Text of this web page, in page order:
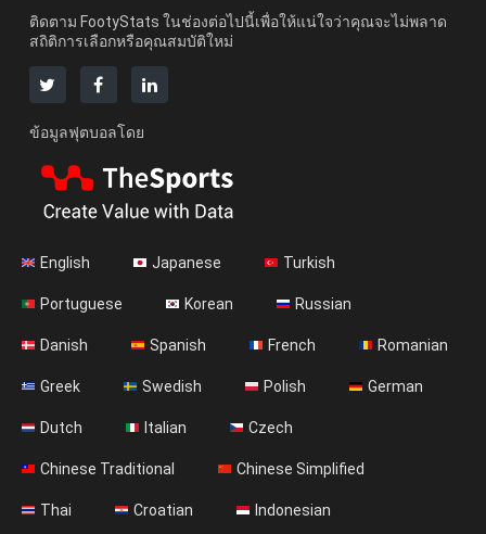
ติดตาม FootyStats ในช่องต่อไปนี้เพื่อให้แน่ใจว่าคุณจะไม่พลาด
สถิติการเลือกหรือคุณสมบัติใหม่
ข้อมูลฟุตบอลโดย
English Japanese Turkish
Portuguese Korean Russian
Danish Spanish French Romanian
Greek Swedish Polish German
Dutch Italian Czech
Chinese Traditional Chinese Simplified
Thai Croatian Indonesian